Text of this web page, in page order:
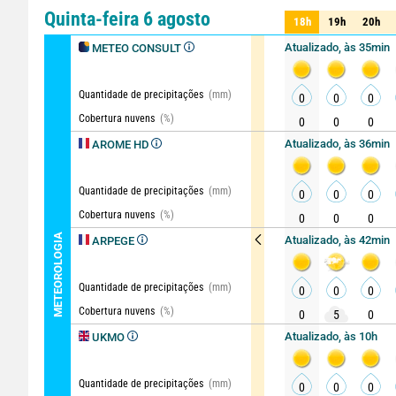
Comparador vista
Quinta-feira 6 agosto
METEOROLOGIA
METEO CONSULT
Quantidade de precipitações (mm)
Cobertura nuvens (%)
AROME HD
Quantidade de precipitações (mm)
Cobertura nuvens (%)
ARPEGE
Quantidade de precipitações (mm)
Cobertura nuvens (%)
UKMO
Quantidade de precipitações (mm)
18h 19h 20h
18h 19h 20h
Atualizado, às 35min
0 0 0
0
0 0
Atualizado, às 36min
0 0 0
0
0 0
Atualizado, às 42min
0 0 0
0
5 0
Atualizado, às 10h
0 0 0